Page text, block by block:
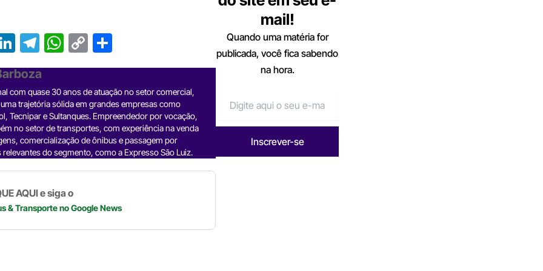
Li
n
ke
dI
n
T
el
e
gr
a
m
W
h
s
A
p
p
C
o
y
Li
n
k
h
e
com quase 30 anos de atuação no setor comercial,
trajetória sólida em grandes empresas como
Tecnipar e Sultanques. Empreendedor por vocação,
no setor de transportes, com experiência na venda
comercialização de ônibus e passagem por
relevantes do segmento, como a Expresso São Luiz.
AQUI e siga o
& Transporteno Google News
mail!
Quando uma matéria for
publicada, você fica sabendo
na hora.
Inscrever-se